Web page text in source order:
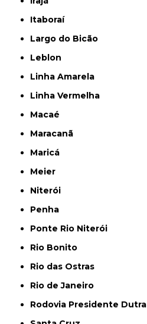
Itaboraí
Largo do Bicão
Leblon
Linha Amarela
Linha Vermelha
Macaé
Maracanã
Maricá
Meier
Niterói
Penha
Ponte Rio Niterói
Rio Bonito
Rio das Ostras
Rio de Janeiro
Rodovia Presidente Dutra